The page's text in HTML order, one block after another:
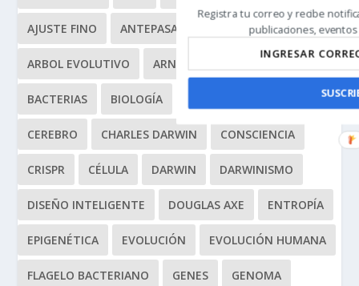
AJUSTE FINO ANTEPASADO COMÚN
ARBOL EVOLUTIVO ARN
BACTERIAS BIOLOGÍA
CEREBRO CHARLES DARWIN CONSCIENCIA
CRISPR CÉLULA DARWIN DARWINISMO
DISEÑO INTELIGENTE DOUGLAS AXE ENTROPÍA
EPIGENÉTICA EVOLUCIÓN EVOLUCIÓN HUMANA
FLAGELO BACTERIANO GENES GENOMA
Registra tu correo y recibe
publicaciones,